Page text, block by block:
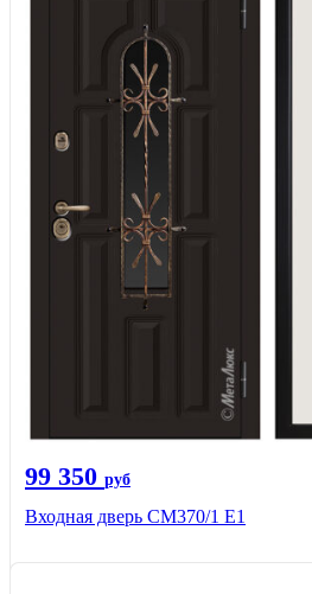
99 350 руб
Входная дверь СМ370/1 Е1